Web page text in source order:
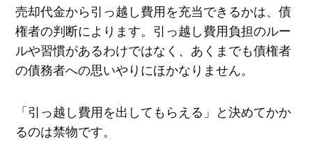
売却代金から引っ越し費用を充当できるかは、債
権者の判断によります。引っ越し費用負担のルー
ルや習慣があるわけではなく、あくまでも債権者
の債務者への思いやりにほかなりません。
「引っ越し費用を出してもらえる」と決めてかか
るのは禁物です。